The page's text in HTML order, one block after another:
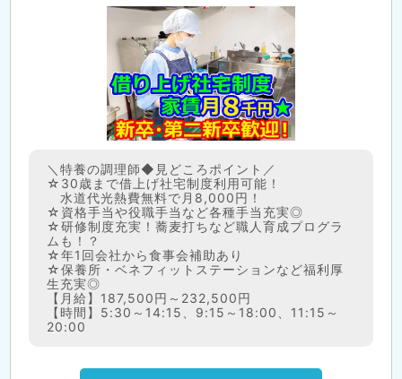
＼特養の調理師◆見どころポイント／
☆30歳まで借上げ社宅制度利用可能！
水道代光熱費無料で月8,000円！
☆資格手当や役職手当など各種手当充実◎
☆研修制度充実！蕎麦打ちなど職人育成プログラ
ムも！？
☆年1回会社から食事会補助あり
☆保養所・ベネフィットステーションなど福利厚
生充実◎
【月給】187,500円～232,500円
【時間】5:30～14:15、9:15～18:00、11:15～
20:00